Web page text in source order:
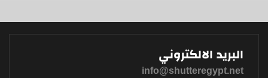
البريد الالكتروني
info@shutteregypt.net